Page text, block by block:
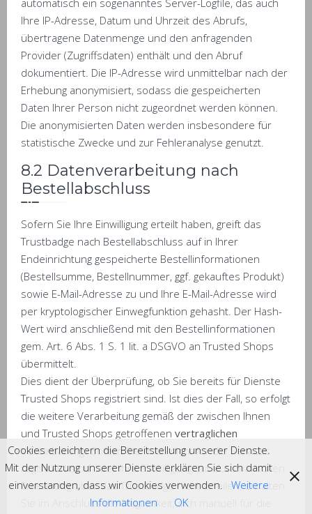
automatisch ein sogenanntes Server-Logfile, das auch
Ihre IP-Adresse, Datum und Uhrzeit des Abrufs,
übertragene Datenmenge und den anfragenden
Provider (Zugriffsdaten) enthält und den Abruf
dokumentiert. Die IP-Adresse wird unmittelbar nach der
Erhebung anonymisiert, sodass die gespeicherten
Daten Ihrer Person nicht zugeordnet werden können.
Die anonymisierten Daten werden insbesondere für
statistische Zwecke und zur Fehleranalyse genutzt.
8.2 Datenverarbeitung nach
Bestellabschluss
Sofern Sie Ihre Einwilligung erteilt haben, greift das
Trustbadge nach Bestellabschluss auf in Ihrer
Endeinrichtung gespeicherte Bestellinformationen
(Bestellsumme, Bestellnummer, ggf. gekauftes Produkt)
sowie E-Mail-Adresse zu und Ihre E-Mail-Adresse wird
per kryptologischer Einwegfunktion gehasht. Der Hash-
Wert wird anschließend mit den Bestellinformationen
gem. Art. 6 Abs. 1 S. 1 lit. a DSGVO an Trusted Shops
übermittelt.
Dies dient der Überprüfung, ob Sie bereits für Dienste
Trusted Shops registriert sind. Ist dies der Fall, so erfolgt
die weitere Verarbeitung gemäß der zwischen Ihnen
und Trusted Shops getroffenen vertraglichen
Vereinbarung. Sofern Sie noch nicht für die Services
registriert sind oder Ihre Einwilligung zur automatischen
Erkennung über das Trustbadge nicht erteilen, erhalten
Sie im Anschluss die Möglichkeit, sich manuell für die
Cookies erleichtern die Bereitstellung unserer Dienste.
Mit der Nutzung unserer Dienste erklären Sie sich damit
einverstanden, dass wir Cookies verwenden.
Weitere
Informationen
OK